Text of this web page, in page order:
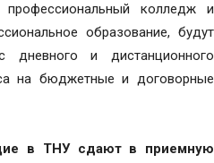
колледж и
образование, будут
дневного и дистанционного
на бюджетные и договорные
в ТНУ сдают в приемную